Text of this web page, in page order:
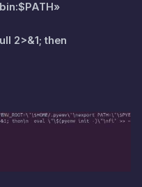
2>&1; then